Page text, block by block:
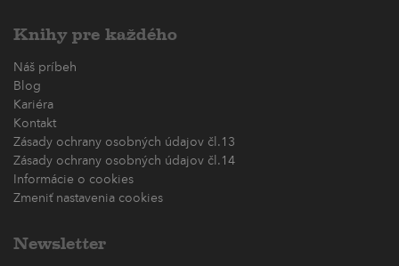
Knihy pre každého
Náš príbeh
Blog
Kariéra
Kontakt
Zásady ochrany osobných údajov čl.13
Zásady ochrany osobných údajov čl.14
Informácie o cookies
Zmeniť nastavenia cookies
Newsletter